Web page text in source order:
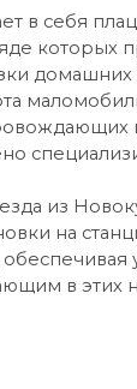
в себя
которых
из
на
в этих